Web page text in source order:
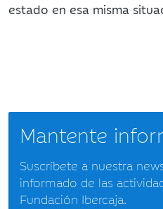
estado en esa misma
Mantente
Suscríbete a nuestra
informado de las
Fundación Ibercaja.